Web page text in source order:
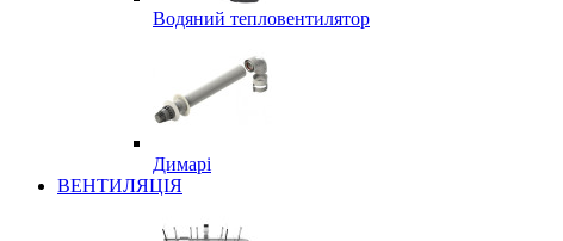
Водяний тепловентилятор
Димарі
ВЕНТИЛЯЦІЯ